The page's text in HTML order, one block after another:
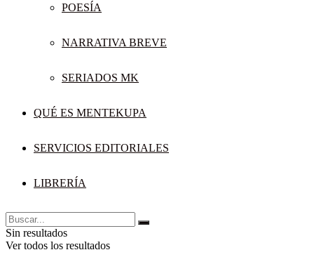
POESÍA
NARRATIVA BREVE
SERIADOS MK
QUÉ ES MENTEKUPA
SERVICIOS EDITORIALES
LIBRERÍA
Sin resultados
Ver todos los resultados